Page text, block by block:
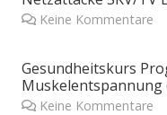
Keine Kommentare
Gesundheitskurs
Muskelentspannung
Keine Kommentare